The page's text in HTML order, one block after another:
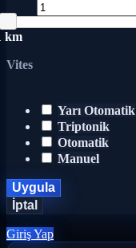
km
Vites
Yarı Otomatik
Triptonik
Otomatik
Manuel
Uygula
İptal
Giriş Yap